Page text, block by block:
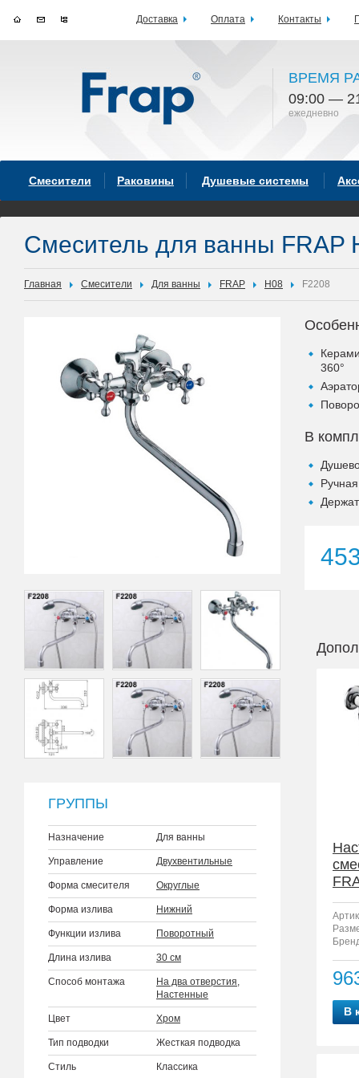
ВРЕМЯ
09:00 —
ежедневно
Смесители Раковины Душевые системы
Смеситель для ванны FRAP
Главная Смесители Для ванны FRAP H08 F2208
ГРУППЫ
Назначение Для ванны
Управление Двухвентильные
Форма смесителя Округлые
Форма излива Нижний
Функции излива Поворотный
Длина излива 30 см
Способ монтажа На два отверстия,
Настенные
Цвет Хром
Тип подводки Жесткая подводка
Стиль Классика
360°
В
В
Доставка Оплата Контакты